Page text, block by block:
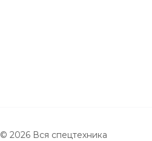
© 2026 Вся спецтехника